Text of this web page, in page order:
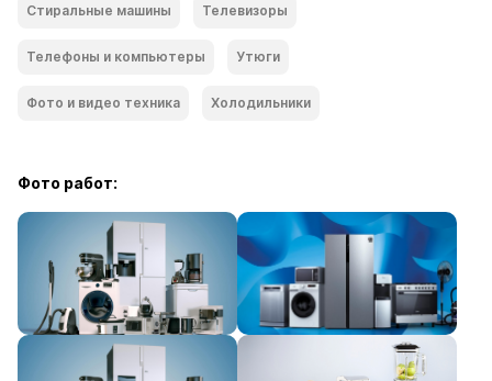
Стиральные машины Телевизоры
Телефоны и компьютеры Утюги
Фото и видео техника Холодильники
Фото работ: